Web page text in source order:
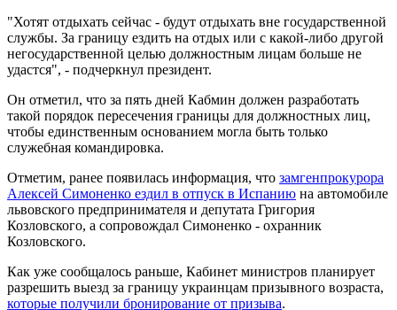
"Хотят отдыхать сейчас - будут отдыхать вне государственной
службы. За границу ездить на отдых или с какой-либо другой
негосударственной целью должностным лицам больше не
удастся", - подчеркнул президент.
Он отметил, что за пять дней Кабмин должен разработать
такой порядок пересечения границы для должностных лиц,
чтобы единственным основанием могла быть только
служебная командировка.
Отметим, ранее появилась информация, что замгенпрокурора
Алексей Симоненко ездил в отпуск в Испанию на автомобиле
львовского предпринимателя и депутата Григория
Козловского, а сопровождал Симоненко - охранник
Козловского.
Как уже сообщалось раньше, Кабинет министров планирует
разрешить выезд за границу украинцам призывного возраста,
которые получили бронирование от призыва.